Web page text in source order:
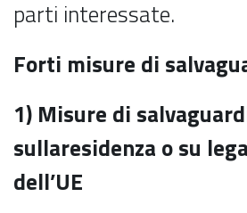
parti interessate.
Forti misure di
1) Misure di
sullaresidenza o su
dell’UE